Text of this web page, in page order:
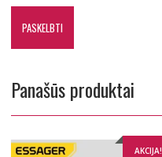
Panašūs produktai
AKCIJA!